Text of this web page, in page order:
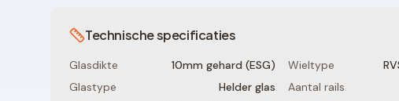
Technische specificaties
Glasdikte
10mm gehard (ESG)
Glastype
Helder glas
Wieltype
Aantal rails